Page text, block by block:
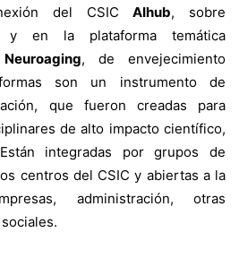
del CSICAIhub, sobre
y en la plataforma temática
Neuroaging, de envejecimiento
son un instrumento de
que fueron creadas para
de alto impacto científico,
integradas por grupos de
centros del CSIC y abiertas a la
administración, otras